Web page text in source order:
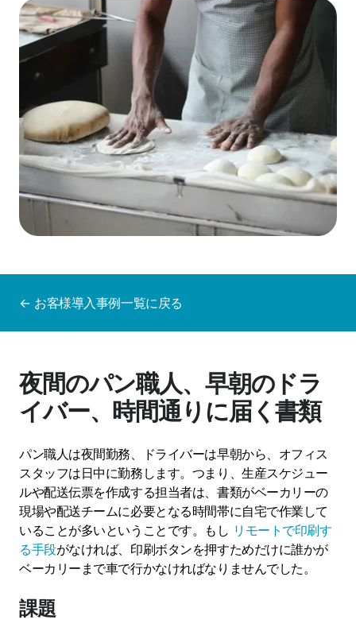
← お客様導入事例一覧に戻る
夜間のパン職人、早朝のドラ
イバー、時間通りに届く書類
パン職人は夜間勤務、ドライバーは早朝から、オフィス
スタッフは日中に勤務します。つまり、生産スケジュー
ルや配送伝票を作成する担当者は、書類がベーカリーの
現場や配送チームに必要となる時間帯に自宅で作業して
いることが多いということです。もし リモートで印刷す
る手段がなければ、印刷ボタンを押すためだけに誰かが
ベーカリーまで車で行かなければなりませんでした。
課題